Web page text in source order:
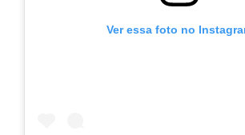
Ver essa foto no